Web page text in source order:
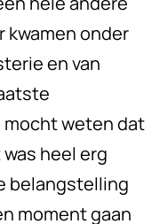
kwamen onder
en van
mocht weten dat
heel erg
belangstelling
moment gaan